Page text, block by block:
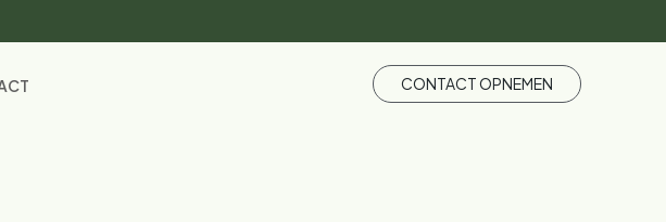
CONTACT OPNEMEN